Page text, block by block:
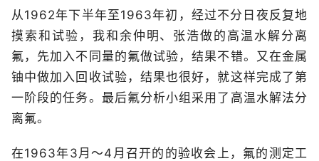
从1962年下半年至1963年初，经过不分日夜反复地
摸索和试验，我和余仲明、张浩做的高温水解分离
氟，先加入不同量的氟做试验，结果不错。又在金属
铀中做加入回收试验，结果也很好，就这样完成了第
一阶段的任务。最后氟分析小组采用了高温水解法分
离氟。
在1963年3月～4月召开的的验收会上，氟的测定工